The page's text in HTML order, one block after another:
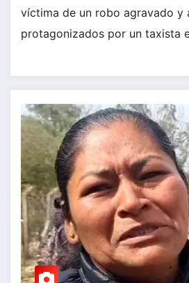
víctima de un robo agravado y
protagonizados por un taxista